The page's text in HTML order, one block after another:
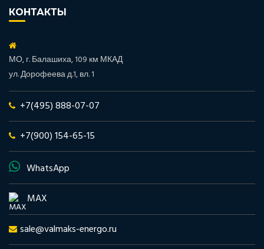
КОНТАКТЫ
МО, г. Балашиха, 109 км МКАД
ул. Дорофеева д.1, вл. 1
+7(495) 888-07-07
+7(900) 154-65-15
WhatsApp
MAX
sale@valmaks-energo.ru